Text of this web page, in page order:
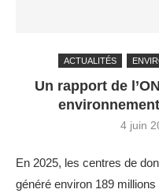
ACTUALITÉS
Un rapport de
4 juin
En 2025, les centres de
généré environ 189